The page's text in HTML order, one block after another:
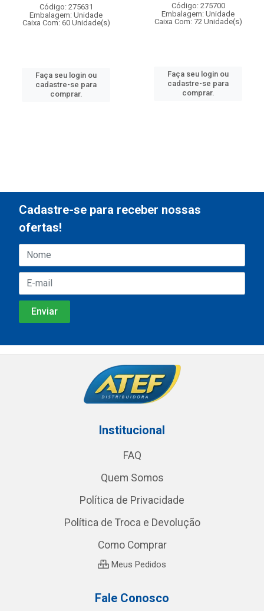
Código: 275631
Embalagem: Unidade
Caixa Com: 60 Unidade(s)
Faça seu login ou
cadastre-se para
comprar.
Código: 275700
Embalagem: Unidade
Caixa Com: 72 Unidade(s)
Faça seu login ou
cadastre-se para
comprar.
Cadastre-se para receber nossas
ofertas!
Institucional
FAQ
Quem Somos
Política de Privacidade
Política de Troca e Devolução
Como Comprar
Meus Pedidos
Fale Conosco